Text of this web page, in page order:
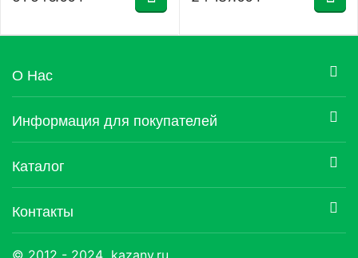
О Нас
Информация для покупателей
Каталог
Контакты